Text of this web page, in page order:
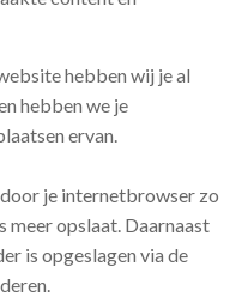
hebben wij je al
hebben we je
ervan.
je internetbrowser zo
meer opslaat. Daarnaast
is opgeslagen via de